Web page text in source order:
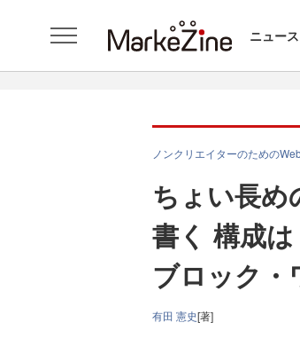
ニュース
ノンクリエイターのための
ちょい長め
書く 構成
ブロック・
有田 憲史[著]